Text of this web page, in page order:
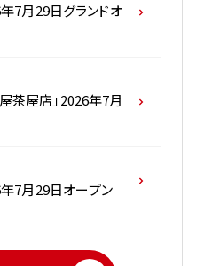
7月29日グランドオ
茶屋店」2026年7月
7月29日オープン